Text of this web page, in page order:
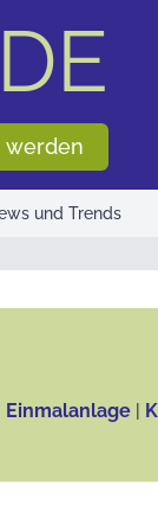
werden
und Trends
Einmalanlage |